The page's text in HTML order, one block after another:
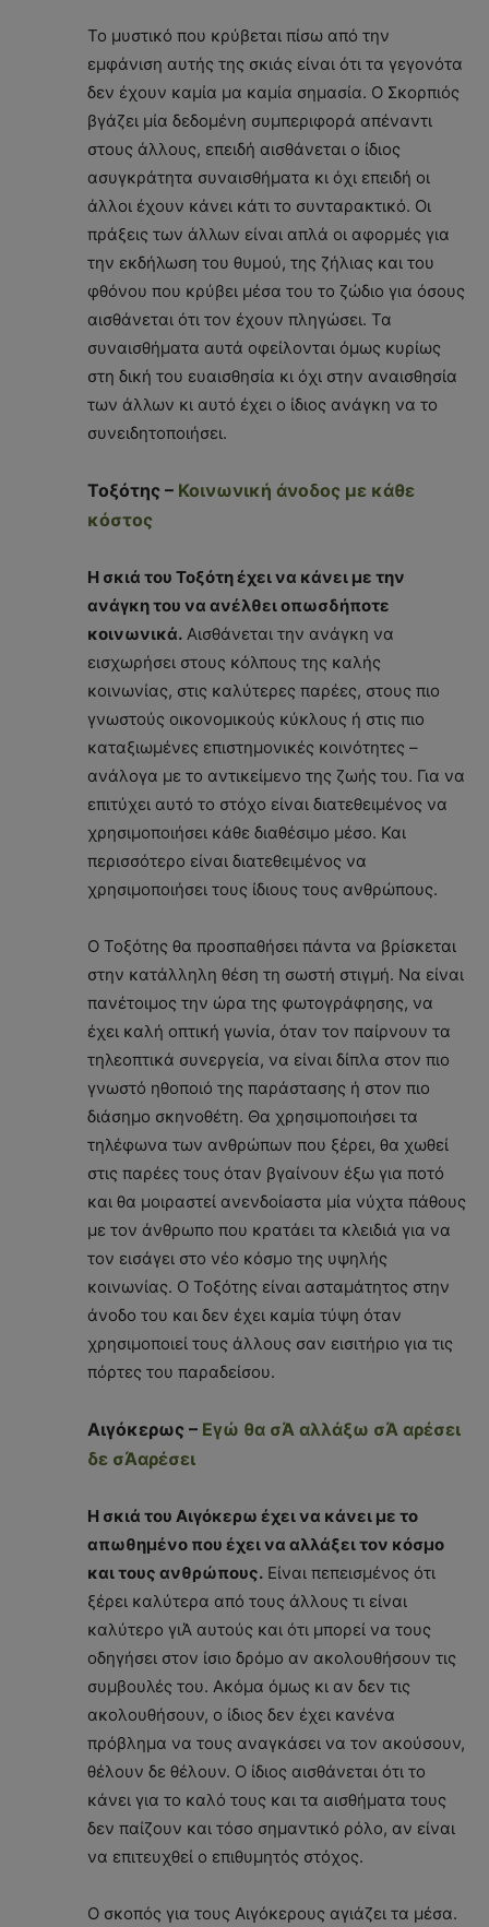
Το μυστικό που κρύβεται πίσω από την
εμφάνιση αυτής της σκιάς είναι ότι τα γεγονότα
δεν έχουν καμία μα καμία σημασία. Ο Σκορπιός
βγάζει μία δεδομένη συμπεριφορά απέναντι
στους άλλους, επειδή αισθάνεται ο ίδιος
ασυγκράτητα συναισθήματα κι όχι επειδή οι
άλλοι έχουν κάνει κάτι το συνταρακτικό. Οι
πράξεις των άλλων είναι απλά οι αφορμές για
την εκδήλωση του θυμού, της ζήλιας και του
φθόνου που κρύβει μέσα του το ζώδιο για όσους
αισθάνεται ότι τον έχουν πληγώσει. Τα
συναισθήματα αυτά οφείλονται όμως κυρίως
στη δική του ευαισθησία κι όχι στην αναισθησία
των άλλων κι αυτό έχει ο ίδιος ανάγκη να το
συνειδητοποιήσει.
Τοξότης – Κοινωνική άνοδος με κάθε
κόστος
Η σκιά του Τοξότη έχει να κάνει με την
ανάγκη του να ανέλθει οπωσδήποτε
κοινωνικά. Αισθάνεται την ανάγκη να
εισχωρήσει στους κόλπους της καλής
κοινωνίας, στις καλύτερες παρέες, στους πιο
γνωστούς οικονομικούς κύκλους ή στις πιο
καταξιωμένες επιστημονικές κοινότητες –
ανάλογα με το αντικείμενο της ζωής του. Για να
επιτύχει αυτό το στόχο είναι διατεθειμένος να
χρησιμοποιήσει κάθε διαθέσιμο μέσο. Και
περισσότερο είναι διατεθειμένος να
χρησιμοποιήσει τους ίδιους τους ανθρώπους.
Ο Τοξότης θα προσπαθήσει πάντα να βρίσκεται
στην κατάλληλη θέση τη σωστή στιγμή. Να είναι
πανέτοιμος την ώρα της φωτογράφησης, να
έχει καλή οπτική γωνία, όταν τον παίρνουν τα
τηλεοπτικά συνεργεία, να είναι δίπλα στον πιο
γνωστό ηθοποιό της παράστασης ή στον πιο
διάσημο σκηνοθέτη. Θα χρησιμοποιήσει τα
τηλέφωνα των ανθρώπων που ξέρει, θα χωθεί
στις παρέες τους όταν βγαίνουν έξω για ποτό
και θα μοιραστεί ανενδοίαστα μία νύχτα πάθους
με τον άνθρωπο που κρατάει τα κλειδιά για να
τον εισάγει στο νέο κόσμο της υψηλής
κοινωνίας. Ο Τοξότης είναι ασταμάτητος στην
άνοδο του και δεν έχει καμία τύψη όταν
χρησιμοποιεί τους άλλους σαν εισιτήριο για τις
πόρτες του παραδείσου.
Αιγόκερως – Εγώ θα σΆ αλλάξω σΆ αρέσει
δε σΆαρέσει
Η σκιά του Αιγόκερω έχει να κάνει με το
απωθημένο που έχει να αλλάξει τον κόσμο
και τους ανθρώπους. Είναι πεπεισμένος ότι
ξέρει καλύτερα από τους άλλους τι είναι
καλύτερο γιΆ αυτούς και ότι μπορεί να τους
οδηγήσει στον ίσιο δρόμο αν ακολουθήσουν τις
συμβουλές του. Ακόμα όμως κι αν δεν τις
ακολουθήσουν, ο ίδιος δεν έχει κανένα
πρόβλημα να τους αναγκάσει να τον ακούσουν,
θέλουν δε θέλουν. Ο ίδιος αισθάνεται ότι το
κάνει για το καλό τους και τα αισθήματα τους
δεν παίζουν και τόσο σημαντικό ρόλο, αν είναι
να επιτευχθεί ο επιθυμητός στόχος.
Ο σκοπός για τους Αιγόκερους αγιάζει τα μέσα.